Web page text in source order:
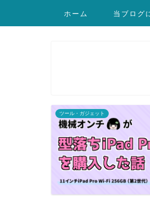
ホーム 当ブログ
ツール・ガジェット